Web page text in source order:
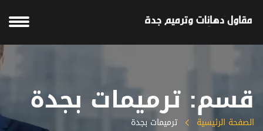
قسم: ترميمات بجدة
الصفحة الرئيسية ترميمات بجدة